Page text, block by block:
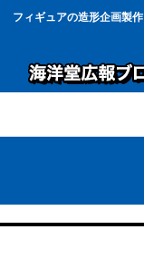
フィギュアの造形企画製作